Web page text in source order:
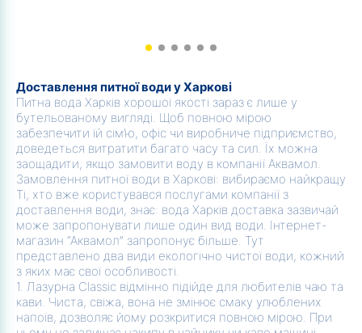
Доставлення питної води у Харкові
Питна вода Харків хорошої якості зараз є лише у
бутельованому вигляді. Щоб повною мірою
забезпечити їй сім’ю, офіс чи виробниче підприємство,
доведеться витратити багато часу та сил. Їх можна
заощадити, якщо замовити воду в компанії Аквамол.
Замовлення питної води в Харкові: вибираємо найкращу
Ті, хто вже користувався послугами компанії з
доставлення води, знає: вода Харків доставка зазвичай
може запропонувати лише один вид води. Інтернет-
магазин “Аквамол” запропонує більше. Тут
представлено два види екологічно чистої води, кожний
з яких має свої особливості.
1. Лазурна Classic відмінно підійде для любителів чаю та
кави. Чиста, свіжа, вона не змінює смаку улюблених
напоїв, дозволяє йому розкритися повною мірою. При